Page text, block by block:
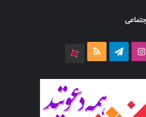
اینستاگرامتلگرام خوراک